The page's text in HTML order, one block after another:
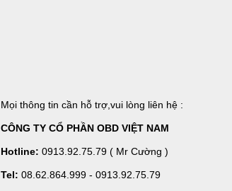
Mọi thông tin cần hỗ trợ,vui lòng liên hệ :
CÔNG TY CỔ PHẦN OBD VIỆT NAM
Hotline: 0913.92.75.79 ( Mr Cường )
Tel: 08.62.864.999 - 0913.92.75.79